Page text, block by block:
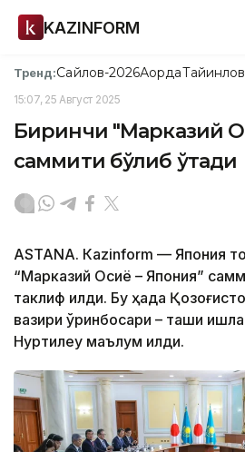
KAZINFORM
Тренд:Сайлов-2026АқордаТайинлов
15:07, 25 Август 2025
Биринчи "Марказий
саммити бўлиб ўтади
ASTANА. Кazinform — Япония
“Марказий Осиё – Япония”
таклиф қилди. Бу ҳақда
вазири ўринбосари – ташқи
Нуртилеу маълум қилди.